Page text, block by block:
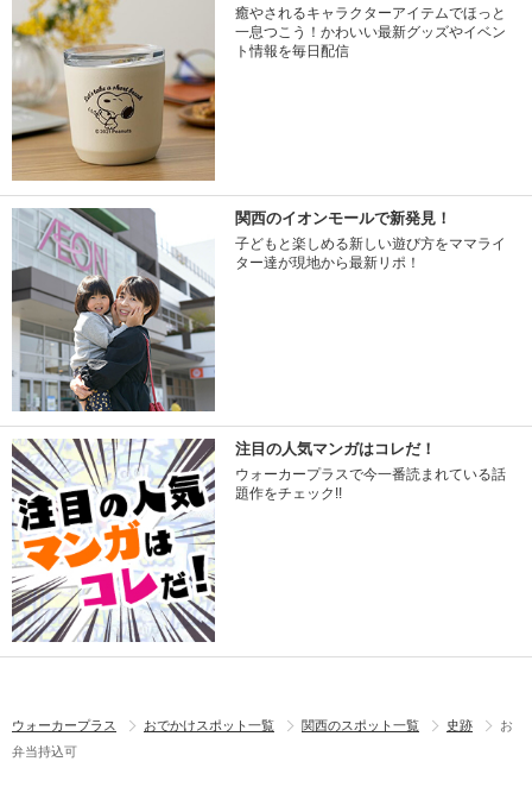
癒やされるキャラクターアイテムでほっと
一息つこう！かわいい最新グッズやイベン
ト情報を毎日配信
関西のイオンモールで新発見！
子どもと楽しめる新しい遊び方をママライ
ター達が現地から最新リポ！
注目の人気マンガはコレだ！
ウォーカープラスで今一番読まれている話
題作をチェック!!
ウォーカープラス おでかけスポット一覧 関西のスポット一覧 史跡
お
弁当持込可